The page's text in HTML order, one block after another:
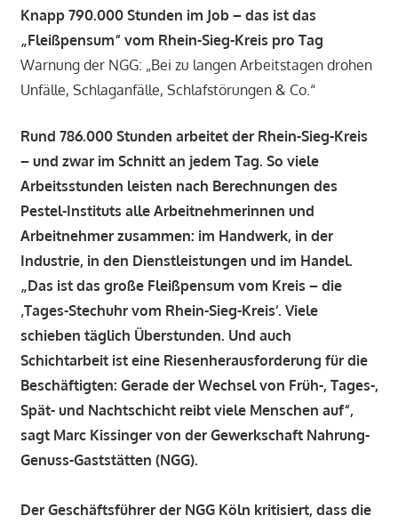
Knapp 790.000 Stunden im Job – das ist das
„Fleißpensum“ vom Rhein-Sieg-Kreis pro Tag
Warnung der NGG: „Bei zu langen Arbeitstagen drohen
Unfälle, Schlaganfälle, Schlafstörungen & Co.“
Rund 786.000 Stunden arbeitet der Rhein-Sieg-Kreis
– und zwar im Schnitt an jedem Tag. So viele
Arbeitsstunden leisten nach Berechnungen des
Pestel-Instituts alle Arbeitnehmerinnen und
Arbeitnehmer zusammen: im Handwerk, in der
Industrie, in den Dienstleistungen und im Handel.
„Das ist das große Fleißpensum vom Kreis – die
‚Tages-Stechuhr vom Rhein-Sieg-Kreis‘. Viele
schieben täglich Überstunden. Und auch
Schichtarbeit ist eine Riesenherausforderung für die
Beschäftigten: Gerade der Wechsel von Früh-, Tages-,
Spät- und Nachtschicht reibt viele Menschen auf“,
sagt Marc Kissinger von der Gewerkschaft Nahrung-
Genuss-Gaststätten (NGG).
Der Geschäftsführer der NGG Köln kritisiert, dass die